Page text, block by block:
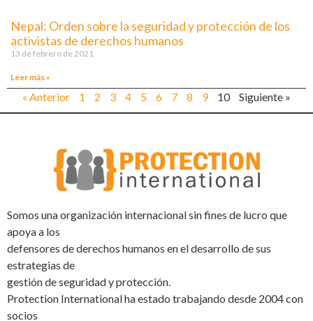
Nepal: Orden sobre la seguridad y protección de los
activistas de derechos humanos
13 de febrero de 2021
Leer más »
« Anterior 1 2 3 4 5 6 7 8 9 10 Siguiente »
Somos una organización internacional sin fines de lucro que
apoya a los
defensores de derechos humanos en el desarrollo de sus
estrategias de
gestión de seguridad y protección.
Protection International ha estado trabajando desde 2004 con
socios